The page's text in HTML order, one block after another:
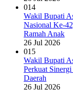
014
Wakil Bupati
Nasional Ke-
Ramah Anak
26 Jul 2026
015
Wakil Bupati
Perkuat
Daerah
26 Jul 2026